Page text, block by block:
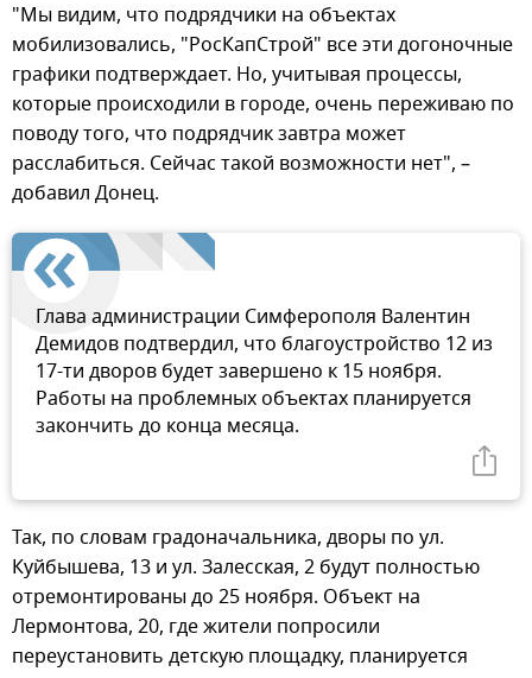
"Мы видим, что подрядчики на объектах
мобилизовались, "РосКапСтрой" все эти догоночные
графики подтверждает. Но, учитывая процессы,
которые происходили в городе, очень переживаю по
поводу того, что подрядчик завтра может
расслабиться. Сейчас такой возможности нет", –
добавил Донец.
Глава администрации Симферополя Валентин
Демидов подтвердил, что благоустройство 12 из
17-ти дворов будет завершено к 15 ноября.
Работы на проблемных объектах планируется
закончить до конца месяца.
Так, по словам градоначальника, дворы по ул.
Куйбышева, 13 и ул. Залесская, 2 будут полностью
отремонтированы до 25 ноября. Объект на
Лермонтова, 20, где жители попросили
переустановить детскую площадку, планируется